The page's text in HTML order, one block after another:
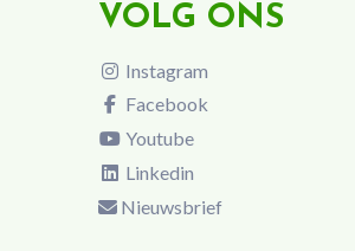
VOLG ONS
Instagram
Facebook
Youtube
Linkedin
Nieuwsbrief